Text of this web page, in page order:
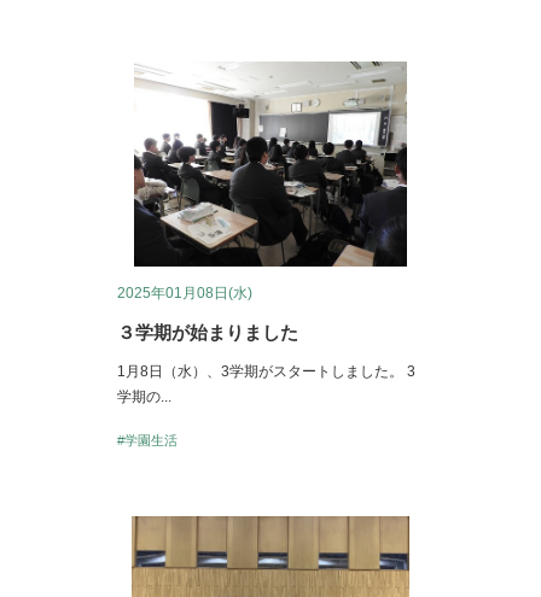
2025年01月08日(水)
３学期が始まりました
1月8日（水）、3学期がスタートしました。 3
学期の...
#学園生活